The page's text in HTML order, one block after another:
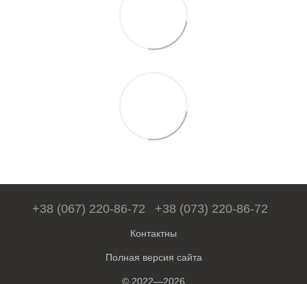
+38 (067) 220-86-72 +38 (073) 220-86-72
Контактны
Полная версия сайта
© 2022—2026